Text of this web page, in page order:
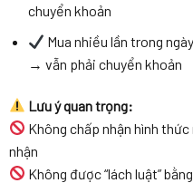
chuyển khoản
Mua nhiều lần trong
→ vẫn phải chuyển khoản
Lưu ý quan trọng:
Không chấp nhận hình
nhận
Không được “lách luật”